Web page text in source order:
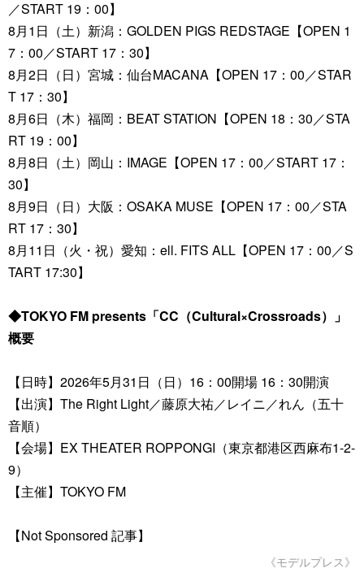
／START 19：00】
8月1日（土）新潟：GOLDEN PIGS REDSTAGE【OPEN 1
7：00／START 17：30】
8月2日（日）宮城：仙台MACANA【OPEN 17：00／STAR
T 17：30】
8月6日（木）福岡：BEAT STATION【OPEN 18：30／STA
RT 19：00】
8月8日（土）岡山：IMAGE【OPEN 17：00／START 17：
30】
8月9日（日）大阪：OSAKA MUSE【OPEN 17：00／STA
RT 17：30】
8月11日（火・祝）愛知：ell. FITS ALL【OPEN 17：00／S
TART 17:30】
◆TOKYO FM presents「CC（Cultural×Crossroads）」
概要
【日時】2026年5月31日（日）16：00開場 16：30開演
【出演】The Right Light／藤原大祐／レイニ／れん（五十
音順）
【会場】EX THEATER ROPPONGI（東京都港区西麻布1-2-
9）
【主催】TOKYO FM
【Not Sponsored 記事】
《モデルプレス》